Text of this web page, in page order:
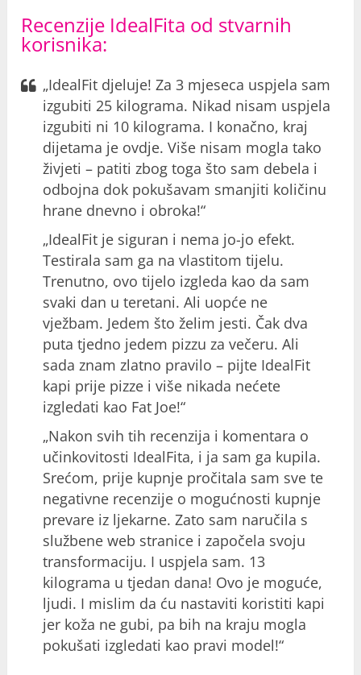
Recenzije IdealFita od stvarnih
korisnika:
„IdealFit djeluje! Za 3 mjeseca uspjela sam
izgubiti 25 kilograma. Nikad nisam uspjela
izgubiti ni 10 kilograma. I konačno, kraj
dijetama je ovdje. Više nisam mogla tako
živjeti – patiti zbog toga što sam debela i
odbojna dok pokušavam smanjiti količinu
hrane dnevno i obroka!“
„IdealFit je siguran i nema jo-jo efekt.
Testirala sam ga na vlastitom tijelu.
Trenutno, ovo tijelo izgleda kao da sam
svaki dan u teretani. Ali uopće ne
vježbam. Jedem što želim jesti. Čak dva
puta tjedno jedem pizzu za večeru. Ali
sada znam zlatno pravilo – pijte IdealFit
kapi prije pizze i više nikada nećete
izgledati kao Fat Joe!“
„Nakon svih tih recenzija i komentara o
učinkovitosti IdealFita, i ja sam ga kupila.
Srećom, prije kupnje pročitala sam sve te
negativne recenzije o mogućnosti kupnje
prevare iz ljekarne. Zato sam naručila s
službene web stranice i započela svoju
transformaciju. I uspjela sam. 13
kilograma u tjedan dana! Ovo je moguće,
ljudi. I mislim da ću nastaviti koristiti kapi
jer koža ne gubi, pa bih na kraju mogla
pokušati izgledati kao pravi model!“